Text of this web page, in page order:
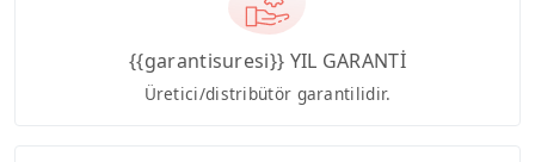
{{garantisuresi}} YIL GARANTİ
Üretici/distribütör garantilidir.